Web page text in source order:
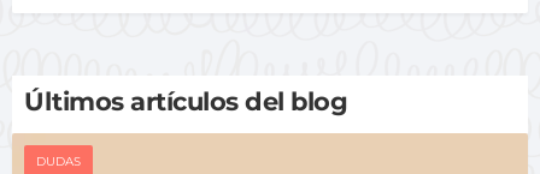
Últimos artículos del blog
DUDAS